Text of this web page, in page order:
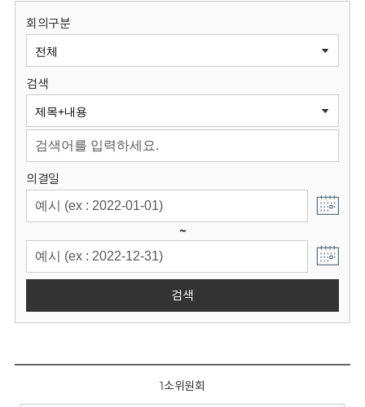
원
회
회의구분
검색
의결일
~
검색
1소위원회